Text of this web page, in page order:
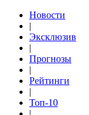
Новости
|
Эксклюзив
|
Прогнозы
|
Рейтинги
|
Топ-10